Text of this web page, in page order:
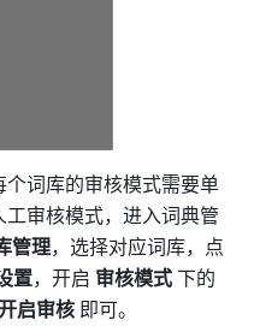
个词库的审核模式需要单
审核模式，进入词典管
管理，选择对应词库，点
置，开启 审核模式
启审核 即可。